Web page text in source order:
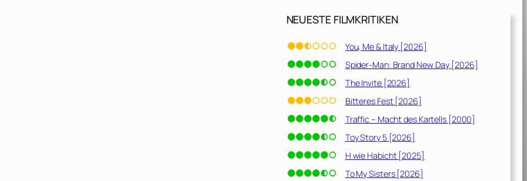
NEUESTE FILMKRITIKEN
You, Me & Italy [2026]
Spider-Man: Brand New Day [2026]
The Invite [2026]
Bitteres Fest [2026]
Traffic – Macht des Kartells [2000]
Toy Story 5 [2026]
H wie Habicht [2025]
To My Sisters [2026]